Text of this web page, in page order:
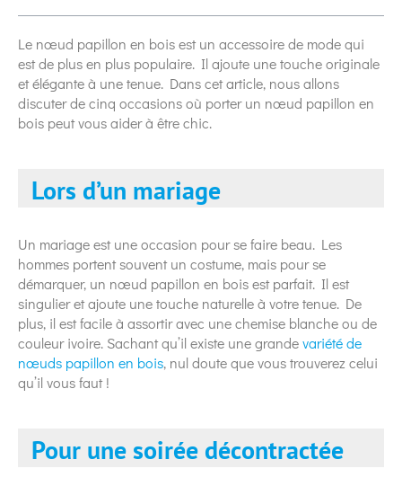
Le nœud papillon en bois est un accessoire de mode qui
est de plus en plus populaire. Il ajoute une touche originale
et élégante à une tenue. Dans cet article, nous allons
discuter de cinq occasions où porter un nœud papillon en
bois peut vous aider à être chic.
Lors d’un mariage
Un mariage est une occasion pour se faire beau. Les
hommes portent souvent un costume, mais pour se
démarquer, un nœud papillon en bois est parfait. Il est
singulier et ajoute une touche naturelle à votre tenue. De
plus, il est facile à assortir avec une chemise blanche ou de
couleur ivoire. Sachant qu’il existe une grandevariété de
nœuds papillon en bois, nul doute que vous trouverez celui
qu’il vous faut !
Pour une soirée décontractée